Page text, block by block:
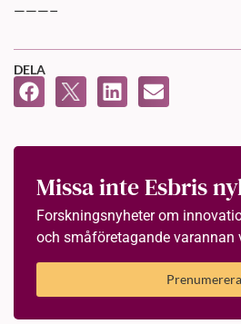
———–
DELA
Missa inte Esbris
Forskningsnyheter om
och småföretagande varannan
Prenumerera